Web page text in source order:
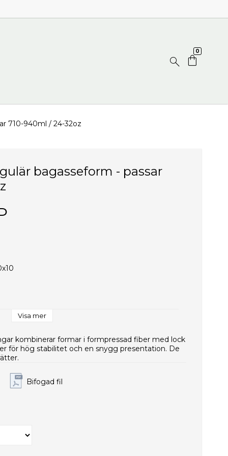
0
710-940ml / 24-32oz
bagasseform - passar
Visa mer
kombinerar formar i formpressad fiber med lock
för hög stabilitet och en snygg presentation. De
Bifogad fil